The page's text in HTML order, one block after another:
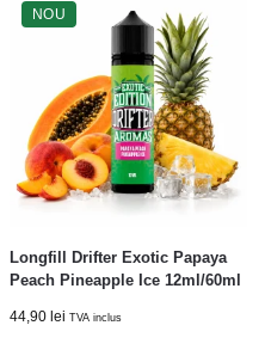
NOU
Longfill Drifter Exotic Papaya
Peach Pineapple Ice 12ml/60ml
44,90 lei TVA inclus